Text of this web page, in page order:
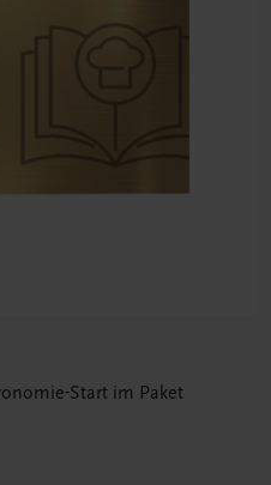
Start im Paket